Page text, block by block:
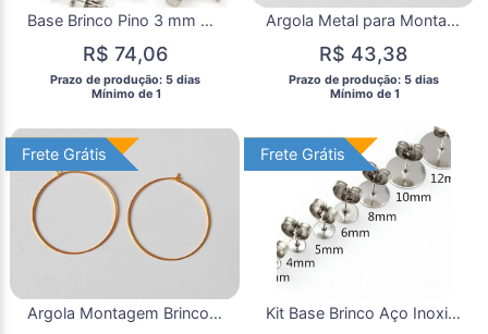
Base Brinco Pino 3 mm Aço Inoxidável com 20 Pares
R$ 74,06
Prazo de produção: 5 dias
  Mínimo de 1
Argola Metal para Montagem Brincos 12 Argolas Dourada 4cm
R$ 43,38
Prazo de produção: 5 dias
  Mínimo de 1
Frete Grátis
Frete Grátis
Argola Montagem Brincos Marca Taca 12 Argolas Dourada 4.5 cm
Frete Grátis
Frete Grátis
Kit Base Brinco Aço Inoxidável com 35 Pares Varios Tamanhos